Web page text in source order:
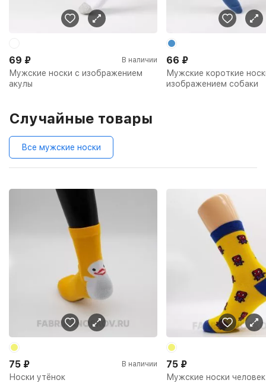
Мужские носки с изображением
акулы
69 ₽ В наличии
Мужские короткие
изображением собаки
66 ₽
Случайные товары
Все мужские носки
Носки утёнок
75 ₽ В наличии
Мужские носки
75 ₽